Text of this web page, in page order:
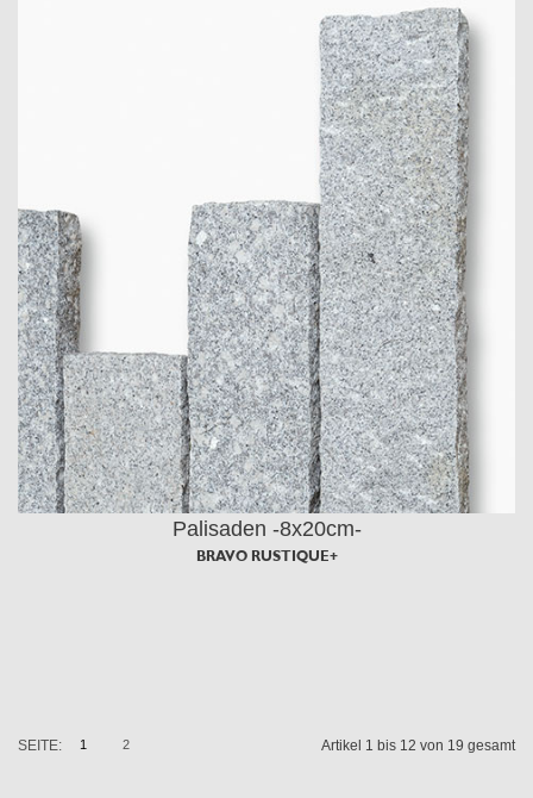
Palisaden -8x20cm-
BRAVO RUSTIQUE+
Artikel 1 bis 12 von 19 gesamt
SEITE: 1 2